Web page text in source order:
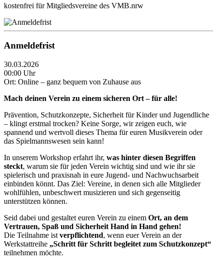
kostenfrei für Mitgliedsvereine des VMB.nrw
Anmeldefrist
30.03.2026
00:00 Uhr
Ort: Online – ganz bequem von Zuhause aus
Mach deinen Verein zu einem sicheren Ort – für alle!
Prävention, Schutzkonzepte, Sicherheit für Kinder und Jugendliche
– klingt erstmal trocken? Keine Sorge, wir zeigen euch, wie
spannend und wertvoll dieses Thema für euren Musikverein oder
das Spielmannswesen sein kann!
In unserem Workshop erfahrt ihr, was hinter diesen Begriffen
steckt, warum sie für jeden Verein wichtig sind und wie ihr sie
spielerisch und praxisnah in eure Jugend- und Nachwuchsarbeit
einbinden könnt. Das Ziel: Vereine, in denen sich alle Mitglieder
wohlfühlen, unbeschwert musizieren und sich gegenseitig
unterstützen können.
Seid dabei und gestaltet euren Verein zu einem Ort, an dem
Vertrauen, Spaß und Sicherheit Hand in Hand gehen!
Die Teilnahme ist verpflichtend, wenn euer Verein an der
Werkstattreihe „Schritt für Schritt begleitet zum Schutzkonzept“
teilnehmen möchte.